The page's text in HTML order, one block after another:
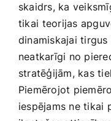
skaidrs,​ ka
tikai ⁣teorijas
dinamiskajai
neatkarīgi no
stratēģijām, kas
Piemērojot
iespējams ne tikai